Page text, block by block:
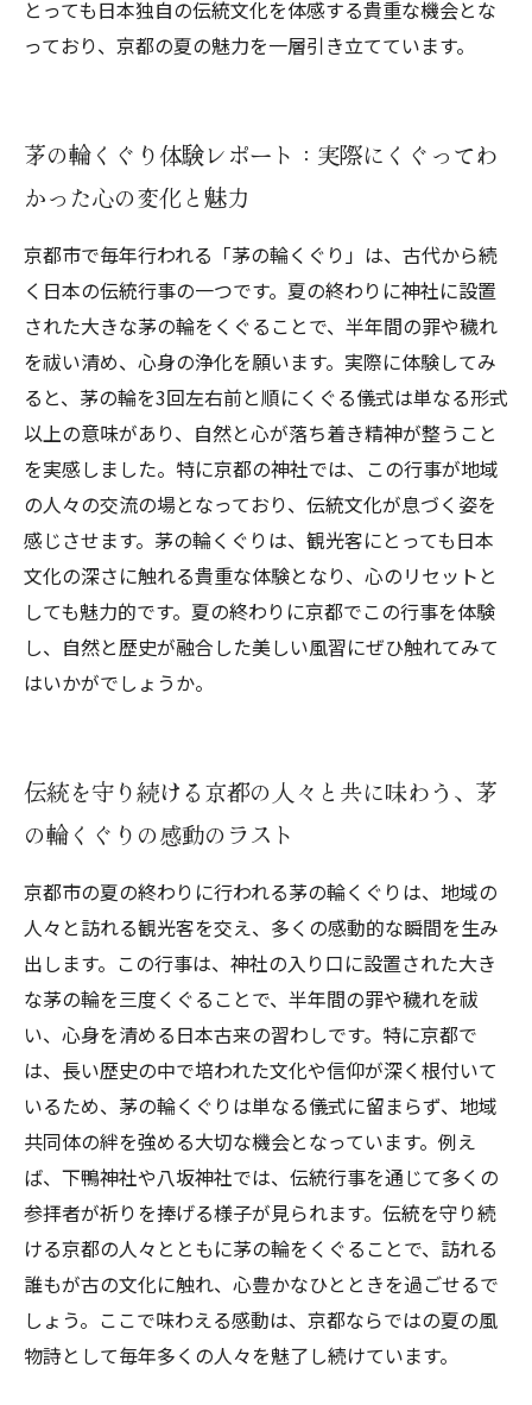
とっても日本独自の伝統文化を体感する貴重な機会とな
っており、京都の夏の魅力を一層引き立てています。
茅の輪くぐり体験レポート：実際にくぐってわ
かった心の変化と魅力
京都市で毎年行われる「茅の輪くぐり」は、古代から続
く日本の伝統行事の一つです。夏の終わりに神社に設置
された大きな茅の輪をくぐることで、半年間の罪や穢れ
を祓い清め、心身の浄化を願います。実際に体験してみ
ると、茅の輪を3回左右前と順にくぐる儀式は単なる形式
以上の意味があり、自然と心が落ち着き精神が整うこと
を実感しました。特に京都の神社では、この行事が地域
の人々の交流の場となっており、伝統文化が息づく姿を
感じさせます。茅の輪くぐりは、観光客にとっても日本
文化の深さに触れる貴重な体験となり、心のリセットと
しても魅力的です。夏の終わりに京都でこの行事を体験
し、自然と歴史が融合した美しい風習にぜひ触れてみて
はいかがでしょうか。
伝統を守り続ける京都の人々と共に味わう、茅
の輪くぐりの感動のラスト
京都市の夏の終わりに行われる茅の輪くぐりは、地域の
人々と訪れる観光客を交え、多くの感動的な瞬間を生み
出します。この行事は、神社の入り口に設置された大き
な茅の輪を三度くぐることで、半年間の罪や穢れを祓
い、心身を清める日本古来の習わしです。特に京都で
は、長い歴史の中で培われた文化や信仰が深く根付いて
いるため、茅の輪くぐりは単なる儀式に留まらず、地域
共同体の絆を強める大切な機会となっています。例え
ば、下鴨神社や八坂神社では、伝統行事を通じて多くの
参拝者が祈りを捧げる様子が見られます。伝統を守り続
ける京都の人々とともに茅の輪をくぐることで、訪れる
誰もが古の文化に触れ、心豊かなひとときを過ごせるで
しょう。ここで味わえる感動は、京都ならではの夏の風
物詩として毎年多くの人々を魅了し続けています。